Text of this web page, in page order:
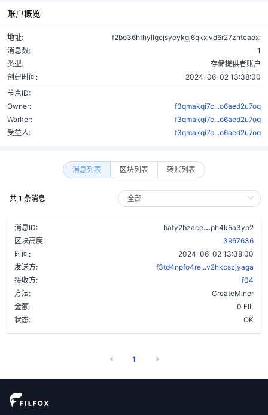
账户概览
地址:
f2bo36hfhyllgejsyeykgj6qkxlvd6r27zhtcaoxi
消息数:
1
类型:
存储提供者账户
创建时间:
2024-06-02 13:38:00
节点ID:
Owner:
f3qmakqi7c...o6aed2u7oq
Worker:
f3qmakqi7c...o6aed2u7oq
受益人:
f3qmakqi7c...o6aed2u7oq
消息列表 区块列表 转账列表
共 1 条消息
消息ID: bafy2bzace
ph4k5a3yo2
区块高度:
3967636
时间:
2024-06-02 13:38:00
发送方:
f3td4npfo4re...v2hkcszjyaga
接收方:
f04
方法:
CreateMiner
金额:
0 FIL
状态:
OK
1